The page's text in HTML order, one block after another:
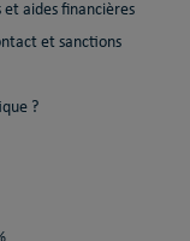
aides financières
et sanctions
?